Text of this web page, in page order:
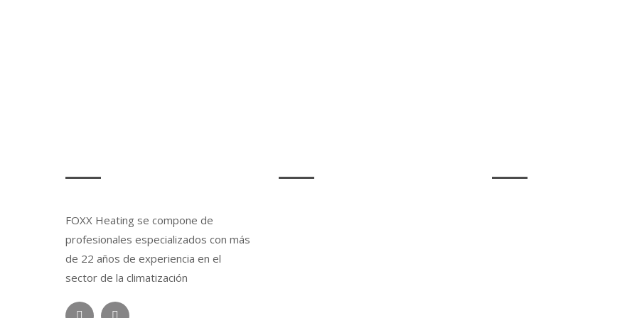
FOXX Heating se compone de
profesionales especializados con más
de 22 años de experiencia en el
sector de la climatización